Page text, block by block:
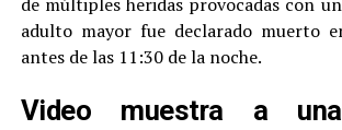
adulto mayor fue declarado muerto
antes de las 11:30 de la noche.
Video muestra a